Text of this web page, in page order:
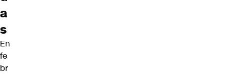
a
s
En
fe
br